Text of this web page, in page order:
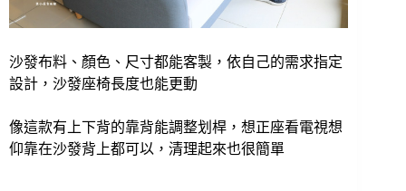
沙發布料、顏色、尺寸都能客製，依自己的需求指定
設計，沙發座椅長度也能更動
像這款有上下背的靠背能調整划桿，想正座看電視想
仰靠在沙發背上都可以，清理起來也很簡單